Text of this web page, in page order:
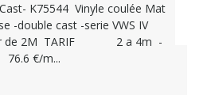
K75544 Vinyle coulée Mat
-double cast -serie VWS IV
de 2M TARIF 2 a 4m -
76.6 €/m...